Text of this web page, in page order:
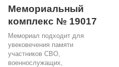
Мемориальный
комплекс № 19017
Мемориал подходит для
увековечения памяти
участников СВО,
военнослужащих,